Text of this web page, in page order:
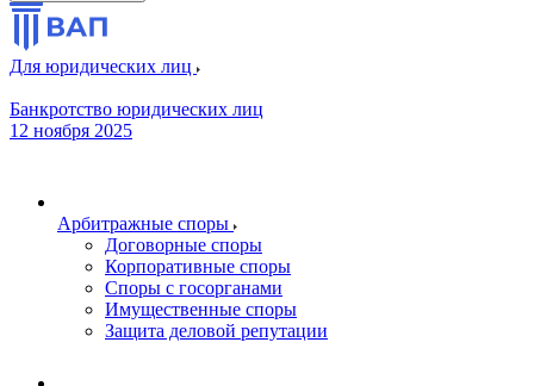
Для юридических лиц
Банкротство юридических лиц
12 ноября 2025
Арбитражные споры
Договорные споры
Корпоративные споры
Споры с госорганами
Имущественные споры
Защита деловой репутации